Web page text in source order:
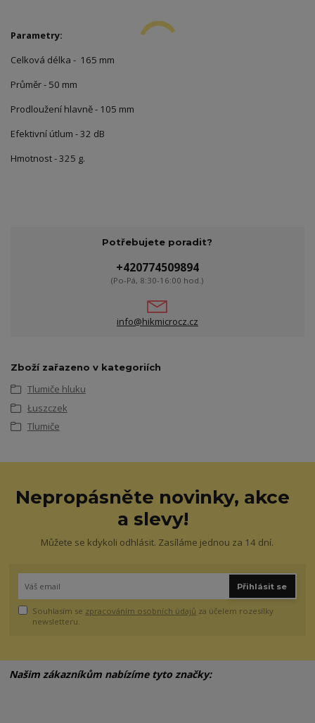
Parametry:
Celková délka - 165 mm
Průměr - 50 mm
Prodloužení hlavně - 105 mm
Efektivní útlum - 32 dB
Hmotnost - 325 g.
Potřebujete poradit?
+420774509894
(Po-Pá, 8:30-16:00 hod.)
info@hikmicrocz.cz
Zboží zařazeno v kategoriích
Tlumiče hluku
Łuszczek
Tlumiče
Nepropásněte novinky, akce
a slevy!
Můžete se kdykoli odhlásit. Zasíláme jednou za 14 dní.
Přihlásit se
Souhlasím se zpracováním osobních údajů za účelem rozesílky
newsletteru.
Našim zákazníkům nabízíme tyto značky: